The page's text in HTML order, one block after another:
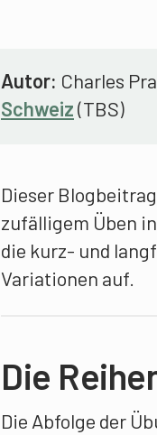
Autor: Charles
Schweiz(TBS)
Dieser
zufälligem Üben
die kurz- und
Variationen auf.
Die
Die Abfolge der